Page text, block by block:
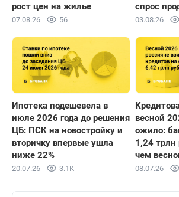
рост цен на жилье
07.08.26 56
спрос
03.08.26
Ипотека подешевела в
июле 2026 года до решения
ЦБ: ПСК на новостройку и
вторичку впервые ушла
ниже 22%
20.07.26 3.1K
весной
ожило:
1,24 трлн
чем
08.07.26